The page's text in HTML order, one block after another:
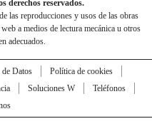
derechos reservados.
las reproducciones y usos de las obras
a medios de lectura mecánica u otros
adecuados.
Datos
Política de cookies
Soluciones W
Teléfonos